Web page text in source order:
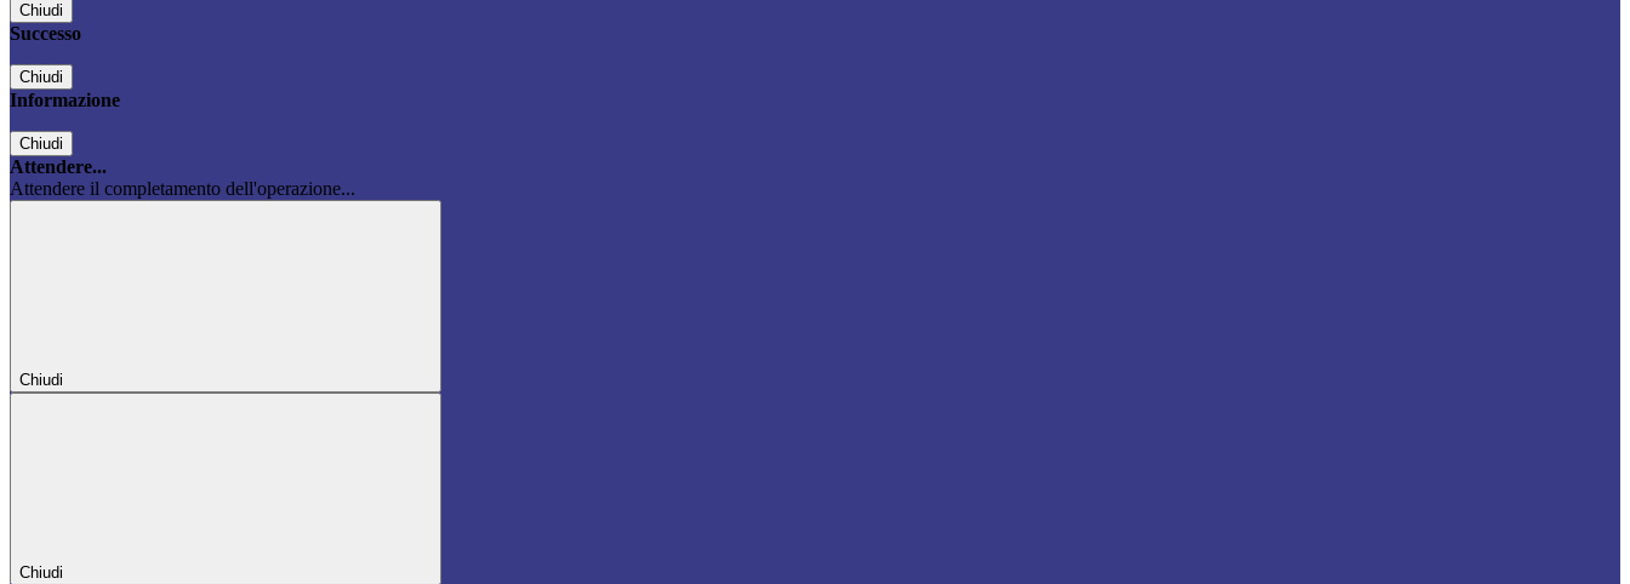
Chiudi
Successo
Chiudi
Informazione
Chiudi
Attendere...
Attendere il completamento dell'operazione...
Chiudi
Chiudi